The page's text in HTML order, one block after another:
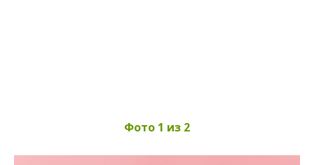
Фото 1 из 2